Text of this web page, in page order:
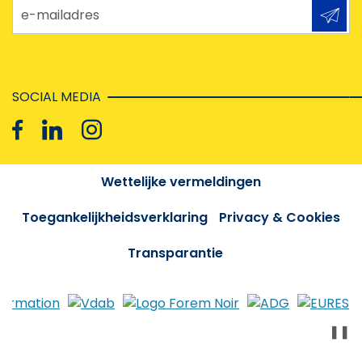
e-mailadres
SOCIAL MEDIA
Wettelijke vermeldingen
Toegankelijkheidsverklaring
Privacy & Cookies
Transparantie
❚❚